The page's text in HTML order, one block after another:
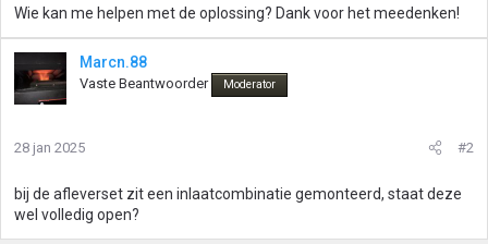
Wie kan me helpen met de oplossing? Dank voor het meedenken!
Marcn.88
Vaste Beantwoorder Moderator
28 jan 2025 #2
bij de afleverset zit een inlaatcombinatie gemonteerd, staat deze
wel volledig open?